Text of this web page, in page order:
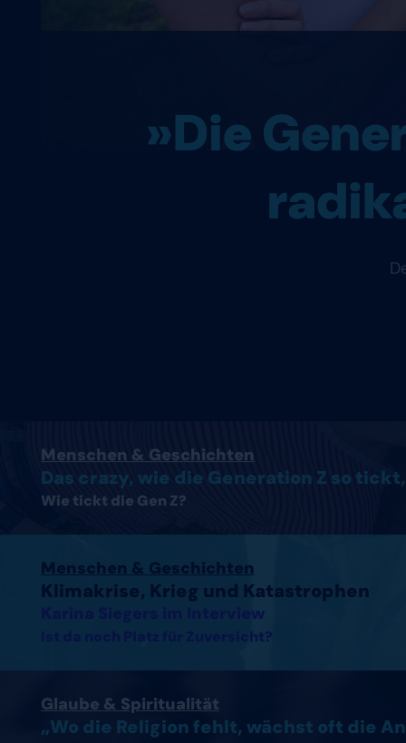
»Die
Menschen & Geschichten
Das crazy, wie die Generation Z so
Wie tickt die Gen Z?
Menschen & Geschichten
Klimakrise, Krieg und Katastrophen
Karina Siegers im Interview
Ist da noch Platz für Zuversicht?
Glaube & Spiritualität
„Wo die Religion fehlt, wächst oft die